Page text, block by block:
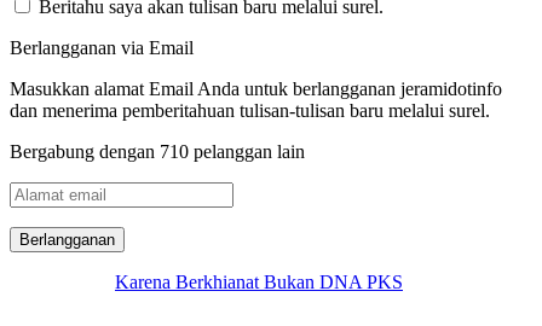
Beritahu saya akan tulisan baru melalui surel.
Berlangganan via Email
Masukkan alamat Email Anda untuk berlangganan jeramidotinfo
dan menerima pemberitahuan tulisan-tulisan baru melalui surel.
Bergabung dengan 710 pelanggan lain
Alamat
email
Karena Berkhianat Bukan DNA PKS